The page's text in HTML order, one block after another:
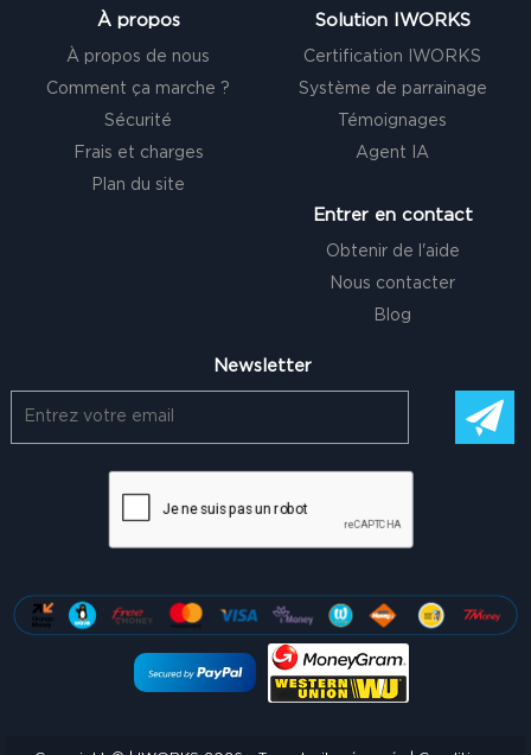
À propos
À propos de nous
Comment ça marche ?
Sécurité
Frais et charges
Plan du site
Solution IWORKS
Certification IWORKS
Système de parrainage
Témoignages
Agent IA
Entrer en contact
Obtenir de l'aide
Nous contacter
Blog
Newsletter